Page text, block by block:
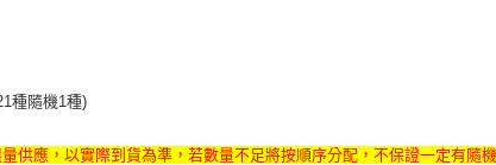
每筆NT$60，滿NT$1,599(
種隨機1種)
供應，以實際到貨為準，若數量不足將按順序分配，不保證一定有隨